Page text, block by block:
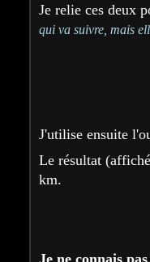
Je relie ces deux
qui va suivre, mais
J'utilise ensuite
Le résultat
km.
Je ne connais